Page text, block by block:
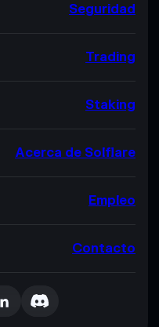
Seguridad
Trading
Staking
Acerca de Solflare
Empleo
Contacto